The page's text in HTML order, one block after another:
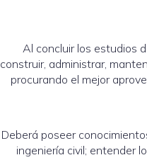
Al concluir los estudios
construir, administrar,
procurando el mejor
Deberá poseer
ingeniería civil; entender